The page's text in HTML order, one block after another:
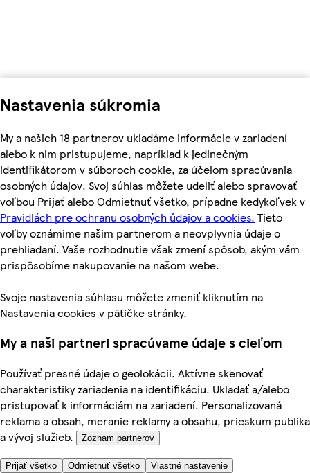
Nastavenia súkromia
My a našich 18 partnerov ukladáme informácie v zariadení
alebo k nim pristupujeme, napríklad k jedinečným
identifikátorom v súboroch cookie, za účelom spracúvania
osobných údajov. Svoj súhlas môžete udeliť alebo spravovať
voľbou Prijať alebo Odmietnuť všetko, prípadne kedykoľvek v
Pravidlách pre ochranu osobných údajov a cookies. Tieto
voľby oznámime našim partnerom a neovplyvnia údaje o
prehliadaní. Vaše rozhodnutie však zmení spôsob, akým vám
prispôsobíme nakupovanie na našom webe.
Svoje nastavenia súhlasu môžete zmeniť kliknutím na
Nastavenia cookies v pätičke stránky.
My a naši partneri spracúvame údaje s cieľom
Používať presné údaje o geolokácii. Aktívne skenovať
charakteristiky zariadenia na identifikáciu. Ukladať a/alebo
pristupovať k informáciám na zariadení. Personalizovaná
reklama a obsah, meranie reklamy a obsahu, prieskum publika
a vývoj služieb.
Zoznam partnerov
Prijať všetko Odmietnuť všetko Vlastné nastavenie